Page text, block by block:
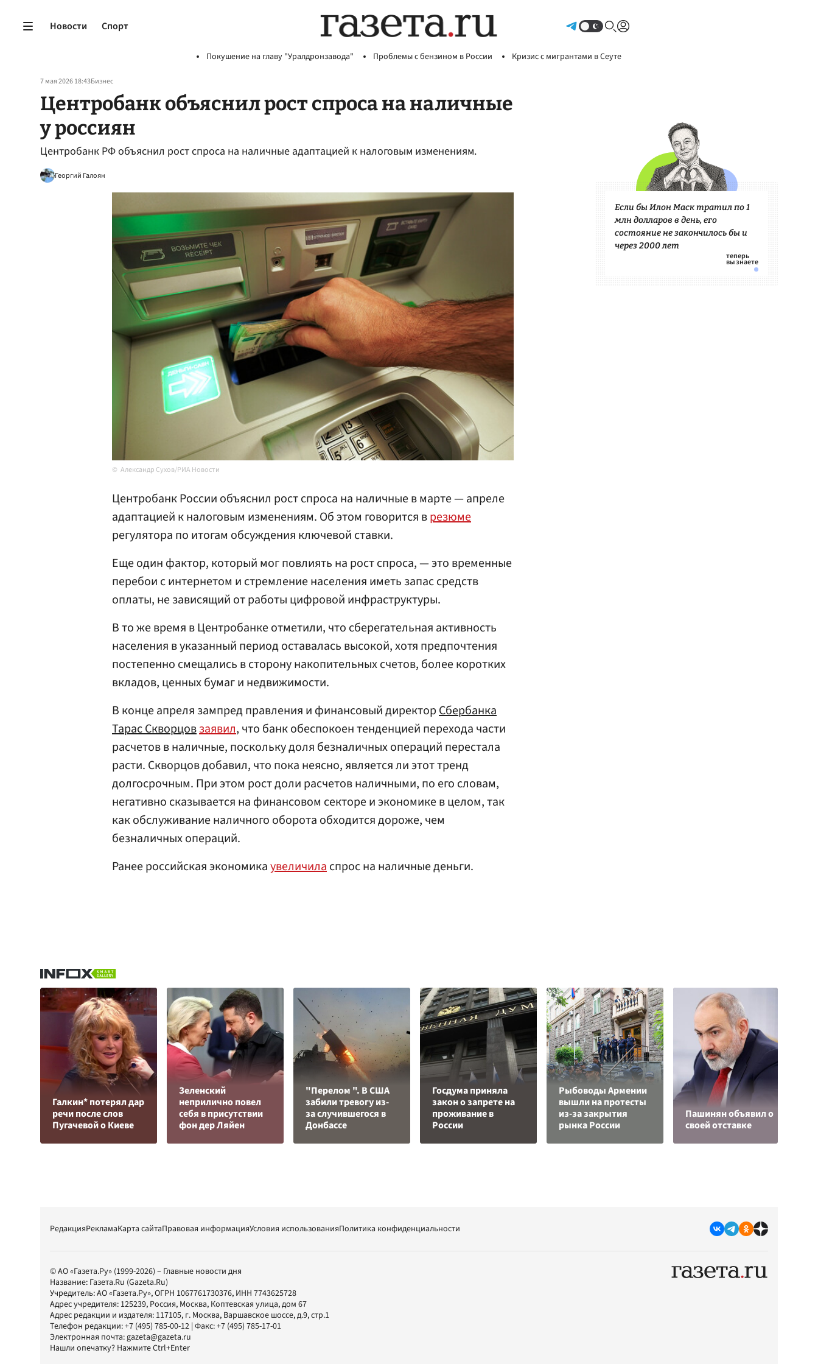
Новости Спорт
Покушение на главу "Уралдронзавода" Проблемы с бензином в России Кризис с мигрантами в Сеуте
7 мая 2026 18:43Бизнес
Центробанк объяснил рост спроса на наличные
у россиян
Центробанк РФ объяснил рост спроса на наличные адаптацией к налоговым изменениям.
Георгий Галоян
Александр Сухов/РИА Новости
Центробанк России объяснил рост спроса на наличные в марте — апреле
адаптацией к налоговым изменениям. Об этом говорится врезюме
регулятора по итогам обсуждения ключевой ставки.
Еще один фактор, который мог повлиять на рост спроса, — это временные
перебои с интернетом и стремление населения иметь запас средств
оплаты, не зависящий от работы цифровой инфраструктуры.
В то же время в Центробанке отметили, что сберегательная активность
населения в указанный период оставалась высокой, хотя предпочтения
постепенно смещались в сторону накопительных счетов, более коротких
вкладов, ценных бумаг и недвижимости.
В конце апреля зампред правления и финансовый директорСбербанка
Тарас Скворцовзаявил, что банк обеспокоен тенденцией перехода части
расчетов в наличные, поскольку доля безналичных операций перестала
расти. Скворцов добавил, что пока неясно, является ли этот тренд
долгосрочным. При этом рост доли расчетов наличными, по его словам,
негативно сказывается на финансовом секторе и экономике в целом, так
как обслуживание наличного оборота обходится дороже, чем
безналичных операций.
Ранее российская экономикаувеличиласпрос на наличные деньги.
Если бы Илон Маск тратил по 1
млн долларов в день, его
состояние не закончилось бы и
через 2000 лет
Галкин* потерял дар
речи после слов
Пугачевой о Киеве
Зеленский
неприлично повел
cебя в присутствии
фон дер Ляйен
"Перелом ". В США
забили тревогу из-
за случившегося в
Донбассе
Госдума приняла
закон о запрете на
проживание в
России
Рыбоводы Армении
вышли на протесты
из-за закрытия
рынка России
Пашинян объявил о
своей отставке
РедакцияРекламаКарта сайтаПравовая информацияУсловия использованияПолитика конфиденциальности
© АО «Газета.Ру» (1999-2026) – Главные новости дня
Название: Газета.Ru (Gazeta.Ru)
Учредитель:АО «Газета.Ру», ОГРН 1067761730376, ИНН 7743625728
Адрес учредителя: 125239, Россия, Москва, Коптевская улица, дом 67
Адрес редакции и издателя: 117105, г. Москва, Варшавское шоссе, д.9, стр.1
Телефон редакции:+7 (495) 785-00-12 | Факс:+7 (495) 785-17-01
Электронная почта:gazeta@gazeta.ru
Нашли опечатку? Нажмите Ctrl+Enter